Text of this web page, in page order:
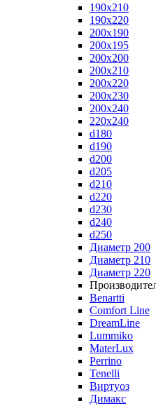
190x210
190x220
200x190
200x195
200x200
200x210
200x220
200x230
200x240
220x240
d180
d190
d200
d205
d210
d220
d230
d240
d250
Диаметр 200
Диаметр 210
Диаметр 220
Benartti
Comfort Line
DreamLine
Lummiko
MaterLux
Perrino
Tenelli
Виртуоз
Димакс